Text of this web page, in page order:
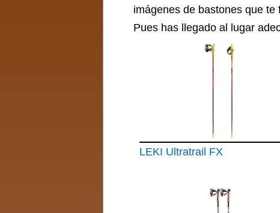
imágenes de bastones que
Pues has llegado al lugar
LEKI Ultratrail FX